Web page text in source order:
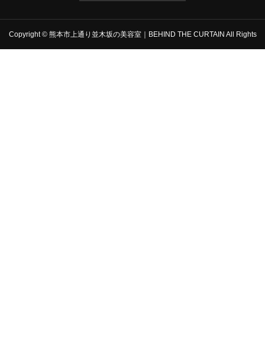
Copyright © 熊本市上通り並木坂の美容室｜BEHIND THE CURTAIN All Rights